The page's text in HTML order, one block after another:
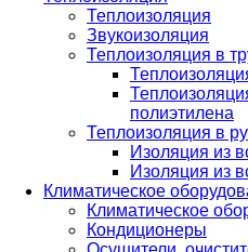
Теплоизоляция
Звукоизоляция
Теплоизоляция в
полиэтилена
Теплоизоляция в
Изоляция из
Изоляция из
Климатическое
Климатическое
Кондиционеры